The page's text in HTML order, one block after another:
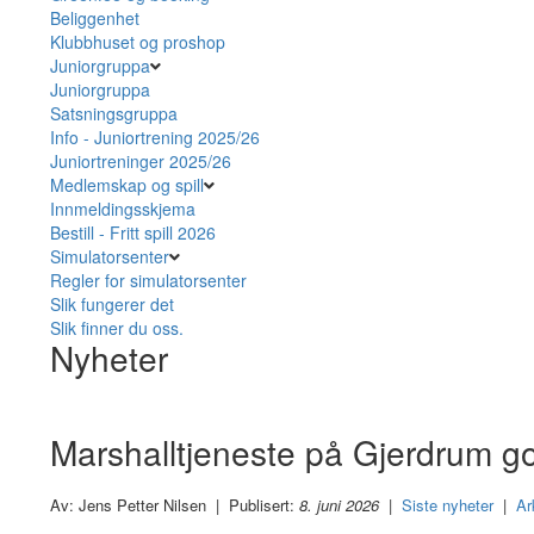
Beliggenhet
Klubbhuset og proshop
Juniorgruppa
Juniorgruppa
Satsningsgruppa
Info - Juniortrening 2025/26
Juniortreninger 2025/26
Medlemskap og spill
Innmeldingsskjema
Bestill - Fritt spill 2026
Simulatorsenter
Regler for simulatorsenter
Slik fungerer det
Slik finner du oss.
Nyheter
Marshalltjeneste på Gjerdrum
Av: Jens Petter Nilsen | Publisert: 8. juni 2026| Siste nyheter|